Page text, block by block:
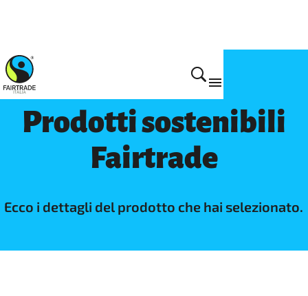
Prodotti
Prodotti sostenibili
Fairtrade
Ecco i dettagli del prodotto che hai selezionato.